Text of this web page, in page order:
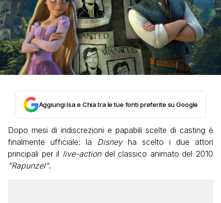
Aggiungi Isa e Chia tra le tue fonti preferite su Google
Dopo mesi di indiscrezioni e papabili scelte di casting è
finalmente ufficiale: la Disneyha scelto i due attori
principali per il live-actiondel classico animato del 2010
“Rapunzel”.